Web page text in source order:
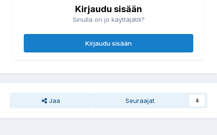
Kirjaudu sisään
Sinulla on jo käyttäjätili?
Kirjaudu sisään
Jaa Seuraajat 4